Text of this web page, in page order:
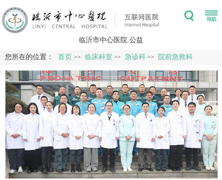
临沂市中心医院.公益
您所在的位置： 首页 >> 临床科室 >> 急诊科 >> 院前急救科